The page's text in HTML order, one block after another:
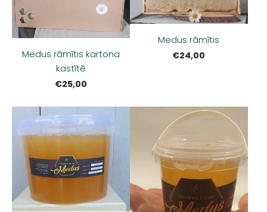
Medus rāmītis kartona
kastītē
€25,00
Medus rāmītis
€24,00